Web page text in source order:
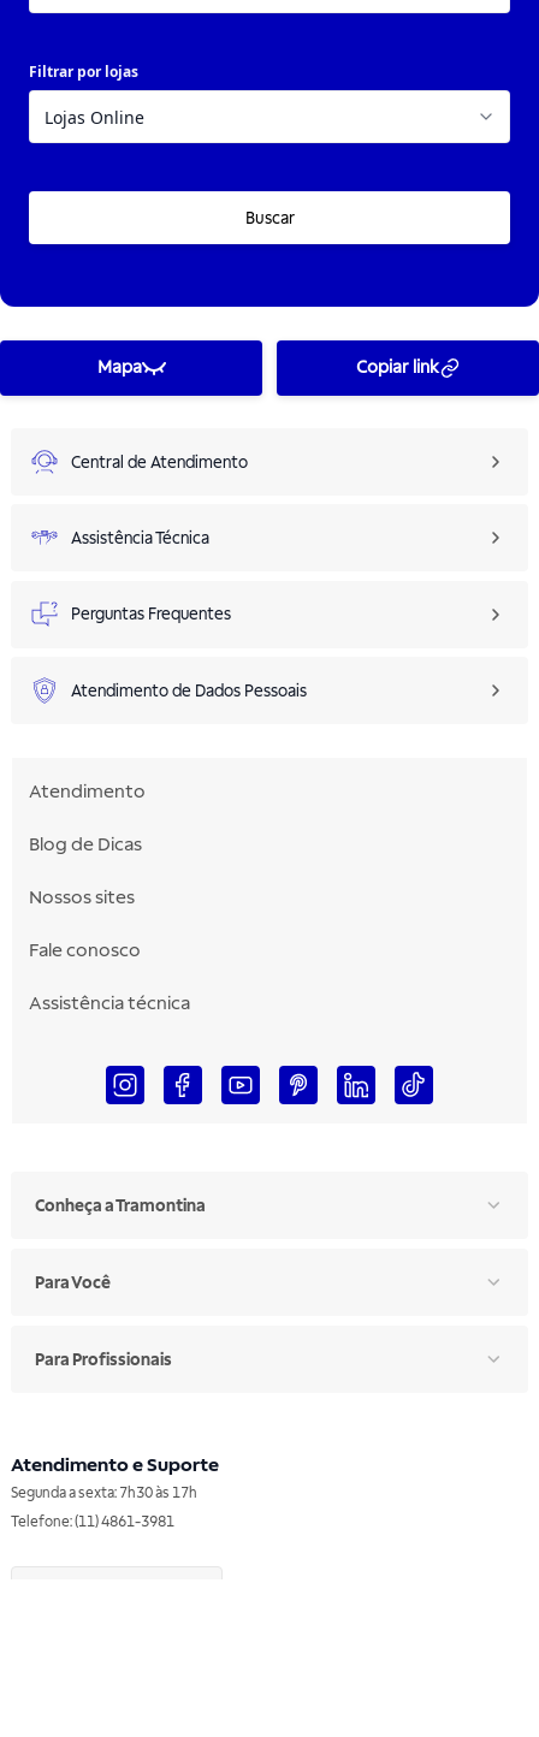
Filtrar por lojas
Buscar
Mapa Copiar link
Central de Atendimento
Assistência Técnica
Perguntas Frequentes
Atendimento de Dados Pessoais
Atendimento
Blog de Dicas
Nossos sites
Fale conosco
Assistência técnica
Conheça a Tramontina
Para Você
Para Profissionais
Atendimento e Suporte
Segunda a sexta: 7h30 às 17h
Telefone: (11) 4861-3981